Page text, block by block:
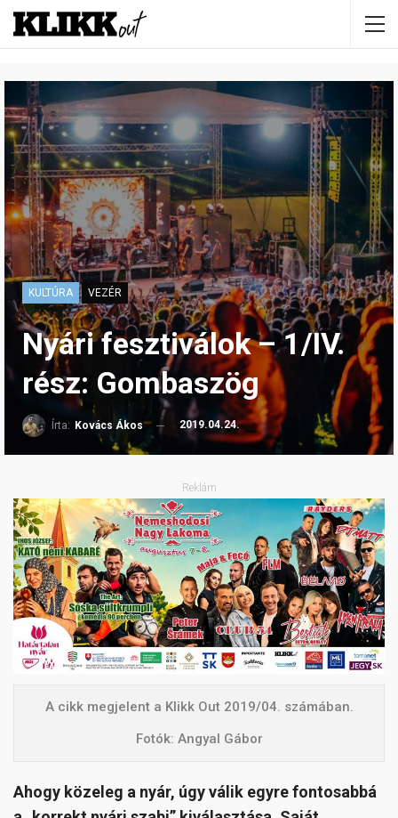
KULTÚRA VEZÉR
Nyári fesztiválok – 1/IV.
rész: Gombaszög
Írta: Kovács Ákos 2019.04.24.
Reklám
A cikk megjelent a Klikk Out 2019/04. számában.
Fotók: Angyal Gábor
Ahogy közeleg a nyár, úgy válik egyre fontosabbá